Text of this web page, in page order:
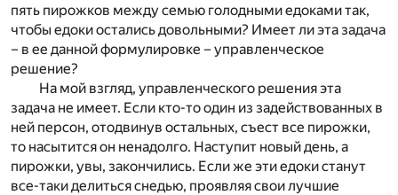
пять пирожков между семью голодными едоками так,
чтобы едоки остались довольными? Имеет ли эта задача
– в ее данной формулировке – управленческое
решение?
На мой взгляд, управленческого решения эта
задача не имеет. Если кто-то один из задействованных в
ней персон, отодвинув остальных, съест все пирожки,
то насытится он ненадолго. Наступит новый день, а
пирожки, увы, закончились. Если же эти едоки станут
все-таки делиться снедью, проявляя свои лучшие